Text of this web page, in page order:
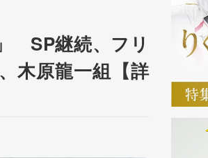
SP継続、フリ
木原龍一組【詳